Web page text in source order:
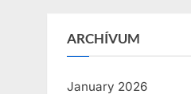
ARCHÍVUM
January 2026